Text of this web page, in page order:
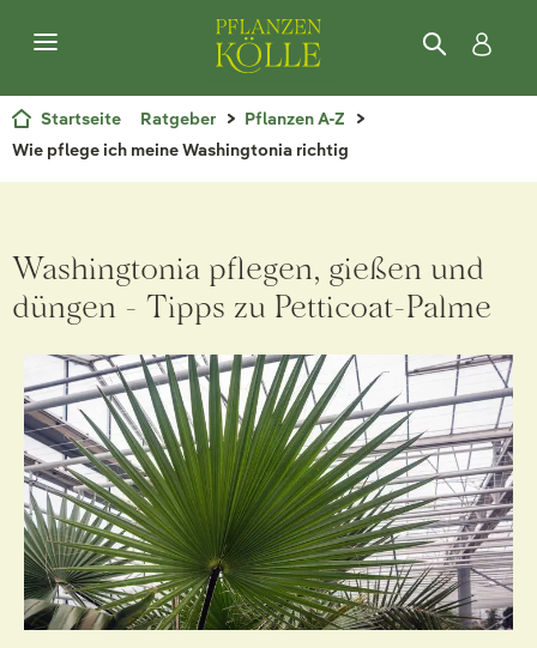
Startseite Ratgeber
Pflanzen A-Z
Wie pflege ich meine Washingtonia richtig
Washingtonia pflegen, gießen und
düngen - Tipps zu Petticoat-Palme